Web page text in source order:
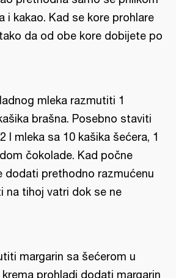
i kakao. Kad se kore prohlare
da od obe kore dobijete po
mleka razmutiti 1
brašna. Posebno staviti
l mleka sa 10 kašika šećera, 1
čokolade. Kad počne
dodati prethodno razmućenu
na tihoj vatri dok se ne
margarin sa šećerom u
krema prohladi dodati margarin